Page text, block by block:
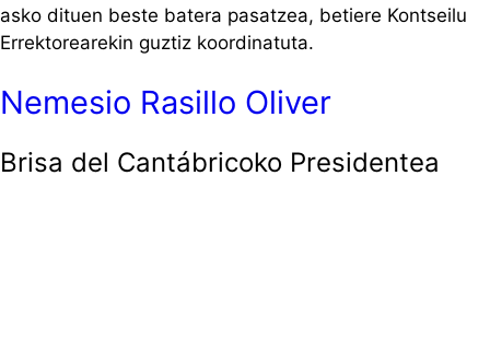
asko dituen beste batera pasatzea, betiere Kontseilu
Errektorearekin guztiz koordinatuta.
Nemesio Rasillo Oliver
Brisa del Cantábricoko Presidentea